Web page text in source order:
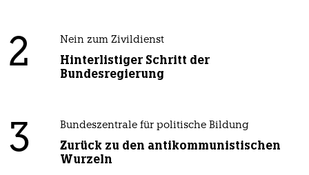
2 Nein zum Zivildienst
Hinterlistiger Schritt der
Bundesregierung
3 Bundeszentrale für politische Bildung
Zurück zu den antikommunistischen
Wurzeln